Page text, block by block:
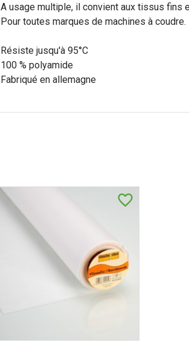
A usage multiple, il convient aux tissus fins
Pour toutes marques de machines à coudre.
Résiste jusqu'à 95°C
100 % polyamide
Fabriqué en allemagne
favorite_border